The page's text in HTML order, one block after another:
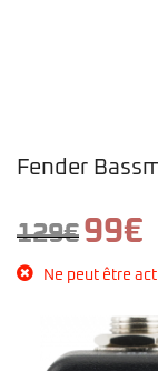
Fender
129€
Le
prix
initial
129€.
99€
Ne peut être